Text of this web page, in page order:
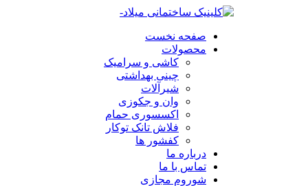
صفحه نخست
محصولات
کاشی و سرامیک
چینی بهداشتی
شیرآلات
وان و جکوزی
اکسسوری حمام
فلاش تانک توکار
کفشور ها
درباره ما
تماس با ما
شوروم مجازی